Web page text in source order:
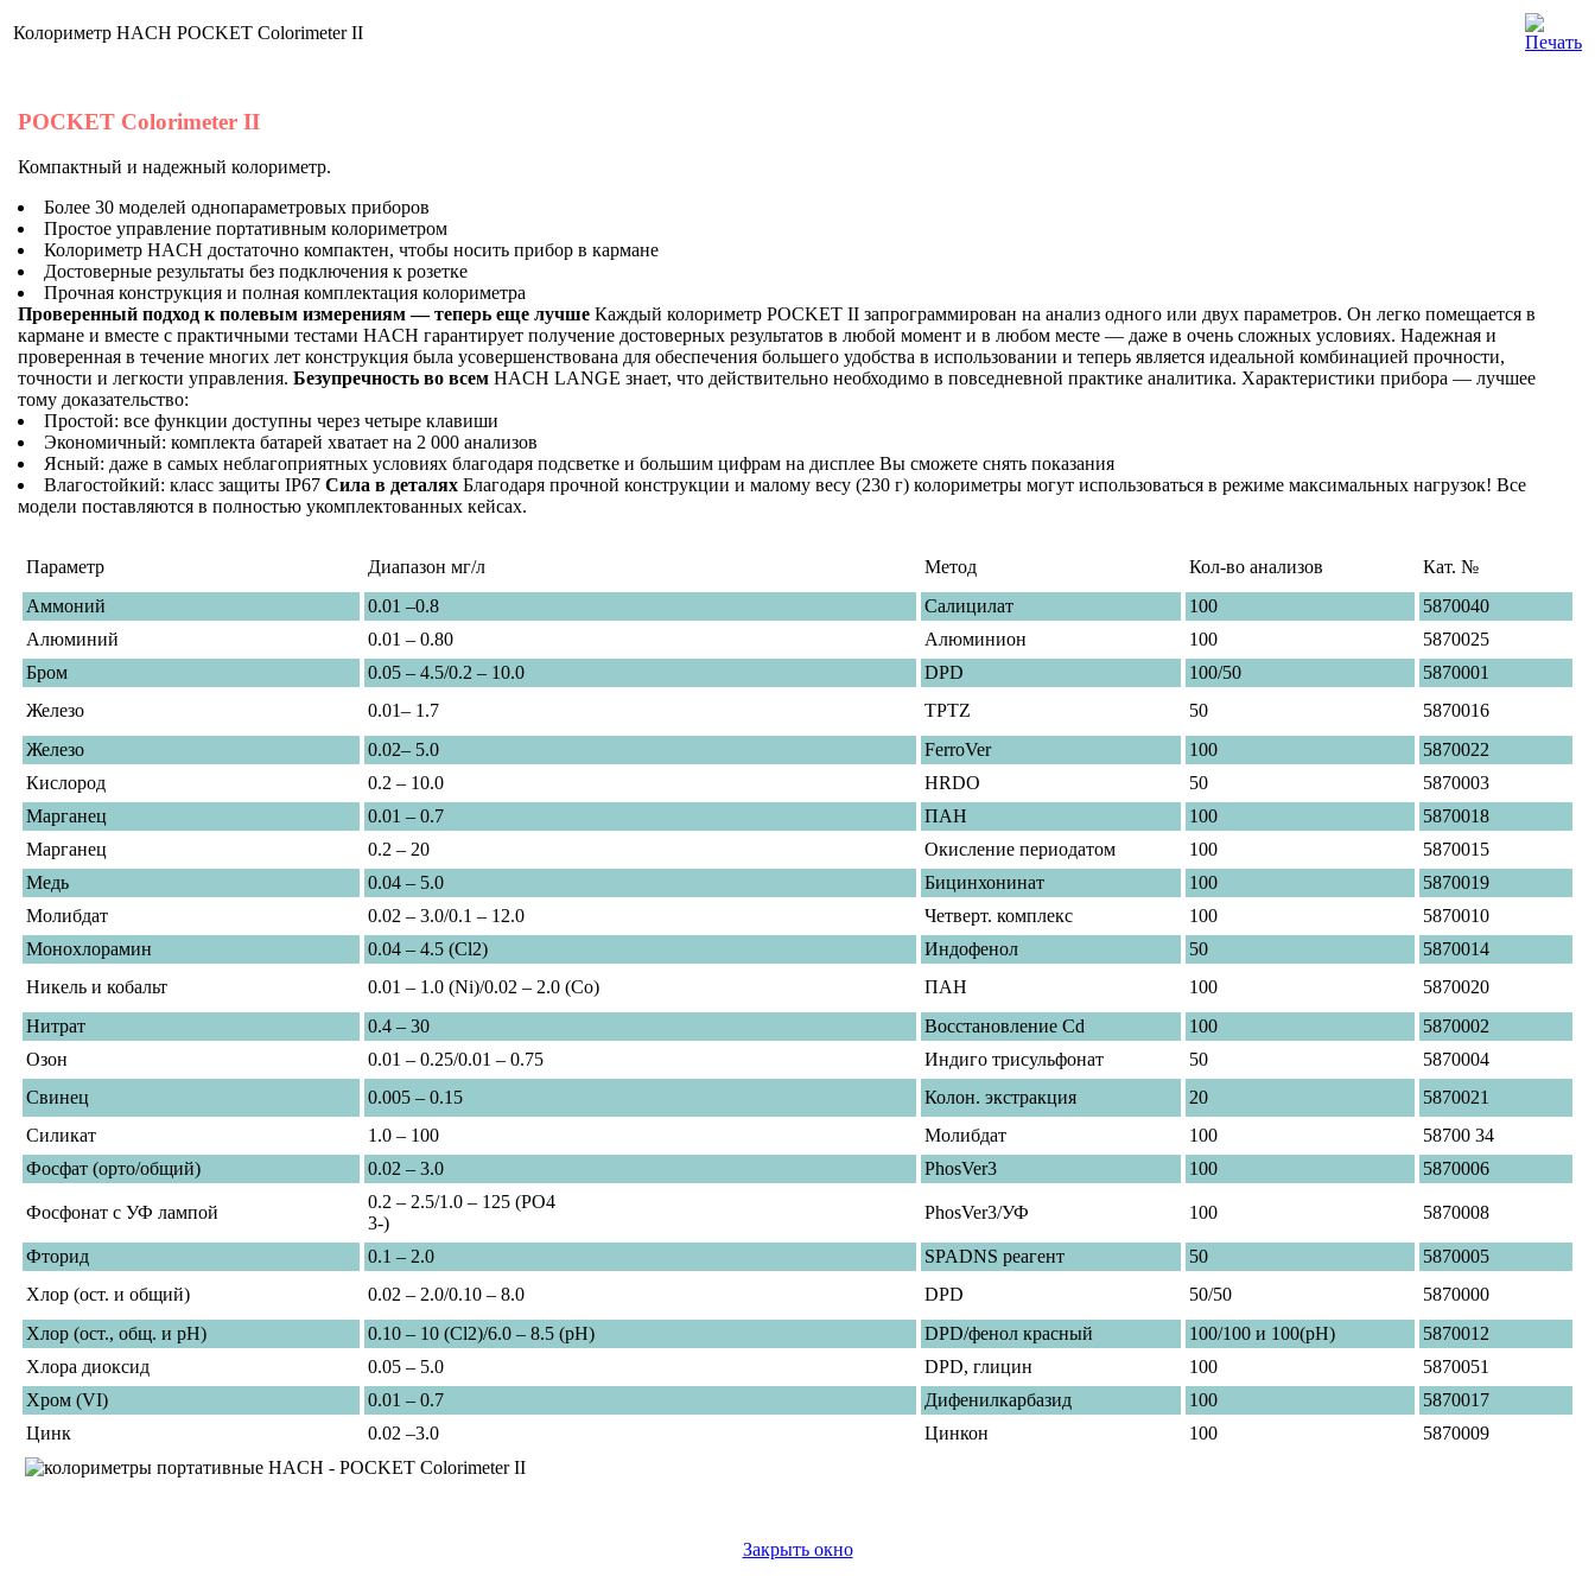
Колориметр HACH POCKET Colorimeter II
POCKET Colorimeter II
Компактный и надежный колориметр.
Более 30 моделей однопараметровых приборов
Простое управление портативным колориметром
Колориметр HACH достаточно компактен, чтобы носить прибор в кармане
Достоверные результаты без подключения к розетке
Прочная конструкция и полная комплектация колориметра
Проверенный подход к полевым измерениям — теперь еще лучше Каждый колориметр POCKET II запрограммирован на анализ одного или двух параметров. Он легко помещается в
кармане и вместе с практичными тестами HACH гарантирует получение достоверных результатов в любой момент и в любом месте — даже в очень сложных условиях. Надежная и
проверенная в течение многих лет конструкция была усовершенствована для обеспечения большего удобства в использовании и теперь является идеальной комбинацией прочности,
точности и легкости управления. Безупречность во всем HACH LANGE знает, что действительно необходимо в повседневной практике аналитика. Характеристики прибора — лучшее
тому доказательство:
Простой: все функции доступны через четыре клавиши
Экономичный: комплекта батарей хватает на 2 000 анализов
Ясный: даже в самых неблагоприятных условиях благодаря подсветке и большим цифрам на дисплее Вы сможете снять показания
Влагостойкий: класс защиты IP67 Сила в деталях Благодаря прочной конструкции и малому весу (230 г) колориметры могут использоваться в режиме максимальных нагрузок! Все
модели поставляются в полностью укомплектованных кейсах.
Параметр Диапазон мг/л Метод Кол-во анализов
Кат. №
Аммоний
0.01 –0.8 Салицилат 100
5870040
Алюминий
0.01 – 0.80 Алюминион 100
5870025
Бром
0.05 – 4.5/0.2 – 10.0 DPD 100/50
5870001
Железо
0.01– 1.7 TPTZ 50
5870016
Железо
0.02– 5.0 FerroVer 100
5870022
Кислород
0.2 – 10.0 HRDO 50
5870003
Марганец
0.01 – 0.7 ПАН 100
5870018
Марганец
0.2 – 20 Окисление периодатом 100
5870015
Медь
0.04 – 5.0 Бицинхонинат 100
5870019
Молибдат
0.02 – 3.0/0.1 – 12.0 Четверт. комплекс 100
5870010
Монохлорамин
0.04 – 4.5 (Cl2) Индофенол 50
5870014
Никель и кобальт
0.01 – 1.0 (Ni)/0.02 – 2.0 (Co) ПАН 100
5870020
Нитрат
0.4 – 30 Восстановление Cd 100
5870002
Озон
0.01 – 0.25/0.01 – 0.75 Индиго трисульфонат 50
5870004
Свинец
0.005 – 0.15 Колон. экстракция 20
5870021
Силикат
1.0 – 100 Молибдат 100
58700 34
Фосфат (орто/общий)
0.02 – 3.0 PhosVer3 100 5870006
Фосфонат с УФ лампой
0.2 – 2.5/1.0 – 125 (PO4
3-)
PhosVer3/УФ 100 5870008
Фторид 0.1 – 2.0 SPADNS реагент 50
5870005
Хлор (ост. и общий)
0.02 – 2.0/0.10 – 8.0 DPD 50/50
5870000
Хлор (ост., общ. и pH)
0.10 – 10 (Cl2)/6.0 – 8.5 (pH) DPD/фенол красный 100/100 и 100(рН)
5870012
Хлора диоксид
0.05 – 5.0 DPD, глицин 100
5870051
Хром (VI)
0.01 – 0.7 Дифенилкарбазид 100
5870017
Цинк
0.02 –3.0 Цинкон 100 5870009
Закрыть окно